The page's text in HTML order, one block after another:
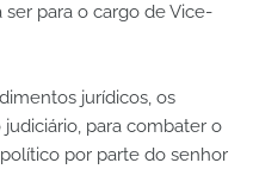
para o cargo de Vice-
jurídicos, os
para combater o
por parte do senhor